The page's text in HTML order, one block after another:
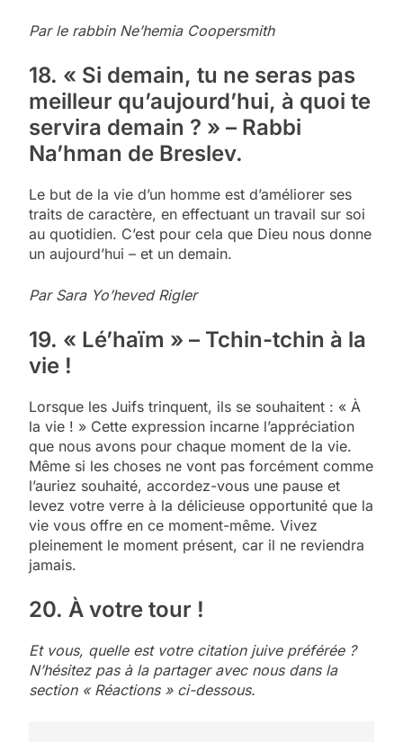
Par le rabbin Ne’hemia Coopersmith
18. « Si demain, tu ne seras pas
meilleur qu’aujourd’hui, à quoi te
servira demain ? » – Rabbi
Na’hman de Breslev.
Le but de la vie d’un homme est d’améliorer ses
traits de caractère, en effectuant un travail sur soi
au quotidien. C’est pour cela que Dieu nous donne
un aujourd’hui – et un demain.
Par Sara Yo’heved Rigler
19. « Lé’haïm » – Tchin-tchin à la
vie !
Lorsque les Juifs trinquent, ils se souhaitent : « À
la vie ! » Cette expression incarne l’appréciation
que nous avons pour chaque moment de la vie.
Même si les choses ne vont pas forcément comme
l’auriez souhaité, accordez-vous une pause et
levez votre verre à la délicieuse opportunité que la
vie vous offre en ce moment-même. Vivez
pleinement le moment présent, car il ne reviendra
jamais.
20. À votre tour !
Et vous, quelle est votre citation juive préférée ?
N’hésitez pas à la partager avec nous dans la
section « Réactions » ci-dessous.